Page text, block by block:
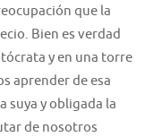
que la
. Bien es verdad
yen una torre
aprenderde esa
suya yobligada la
de nosotros